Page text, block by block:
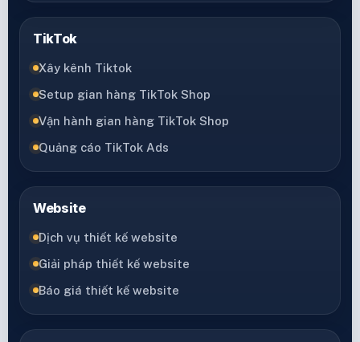
TikTok
Xây kênh Tiktok
Setup gian hàng TikTok Shop
Vận hành gian hàng TikTok Shop
Quảng cáo TikTok Ads
Website
Dịch vụ thiết kế website
Giải pháp thiết kế website
Báo giá thiết kế website